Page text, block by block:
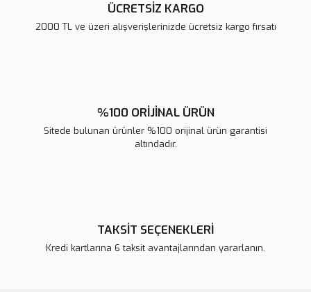
ÜCRETSİZ KARGO
2000 TL ve üzeri alışverişlerinizde ücretsiz kargo fırsatı
%100 ORİJİNAL ÜRÜN
Sitede bulunan ürünler %100 orijinal ürün garantisi
altındadır.
TAKSİT SEÇENEKLERİ
Kredi kartlarına 6 taksit avantajlarından yararlanın.